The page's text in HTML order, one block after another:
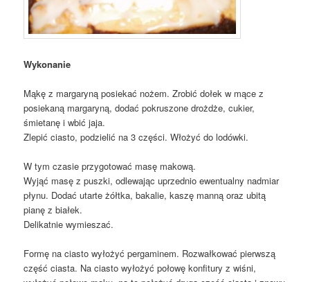
Wykonanie
Mąkę z margaryną posiekać nożem. Zrobić dołek w mące z
posiekaną margaryną, dodać pokruszone drożdże, cukier,
śmietanę i wbić jaja.
Zlepić ciasto, podzielić na 3 części. Włożyć do lodówki.
W tym czasie przygotować masę makową.
Wyjąć masę z puszki, odlewając uprzednio ewentualny nadmiar
płynu. Dodać utarte żółtka, bakalie, kaszę manną oraz ubitą
pianę z białek.
Delikatnie wymieszać.
Formę na ciasto wyłożyć pergaminem. Rozwałkować pierwszą
część ciasta. Na ciasto wyłożyć połowę konfitury z wiśni,